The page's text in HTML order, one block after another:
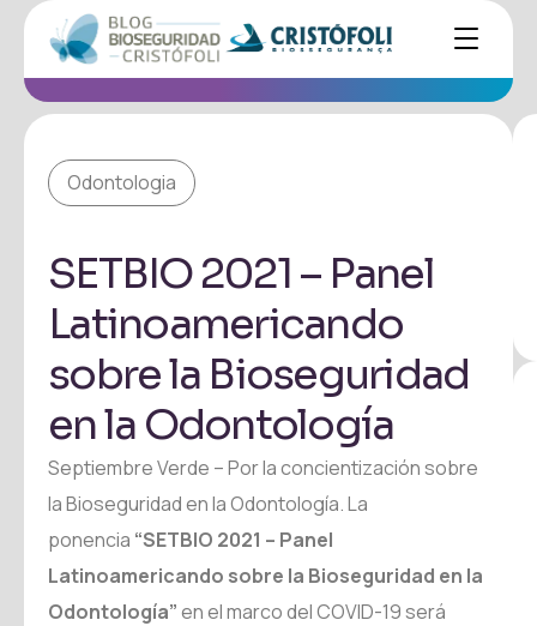
Odontologia
SETBIO 2021 – Panel
Latinoamericando
sobre la Bioseguridad
en la Odontología
Septiembre Verde – Por la concientización sobre
la Bioseguridad en la Odontología. La
ponencia “SETBIO 2021 – Panel
Latinoamericando sobre la Bioseguridad en la
Odontología”en el marco del COVID-19 será